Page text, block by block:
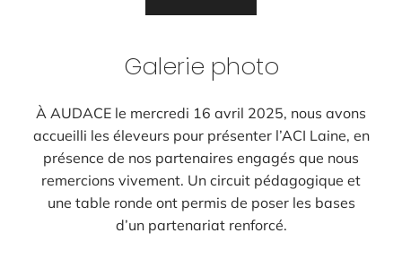
Galerie photo
À AUDACE le mercredi 16 avril 2025, nous avons
accueilli les éleveurs pour présenter l’ACI Laine, en
présence de nos partenaires engagés que nous
remercions vivement. Un circuit pédagogique et
une table ronde ont permis de poser les bases
d’un partenariat renforcé.